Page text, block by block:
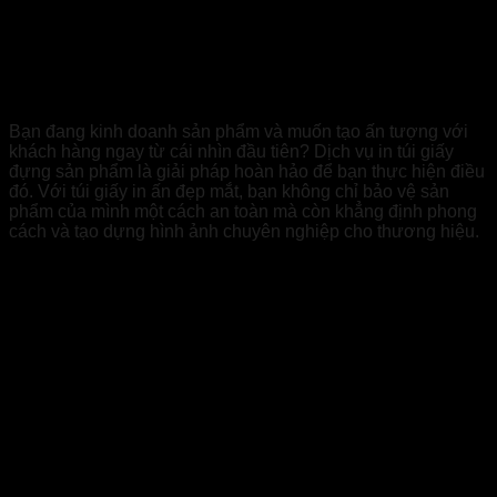
Bạn đang kinh doanh sản phẩm và muốn tạo ấn tượng với
khách hàng ngay từ cái nhìn đầu tiên? Dịch vụ in túi giấy
đựng sản phẩm là giải pháp hoàn hảo để bạn thực hiện điều
đó. Với túi giấy in ấn đẹp mắt, bạn không chỉ bảo vệ sản
phẩm của mình một cách an toàn mà còn khẳng định phong
cách và tạo dựng hình ảnh chuyên nghiệp cho thương hiệu.